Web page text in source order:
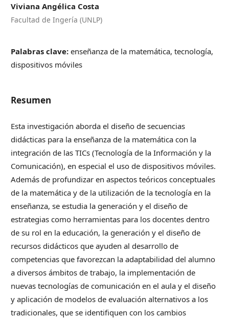
Viviana Angélica Costa
Facultad de Ingería (UNLP)
Palabras clave:enseñanza de la matemática, tecnología,
dispositivos móviles
Resumen
Esta investigación aborda el diseño de secuencias
didácticas para la enseñanza de la matemática con la
integración de las TICs (Tecnología de la Información y la
Comunicación), en especial el uso de dispositivos móviles.
Además de profundizar en aspectos teóricos conceptuales
de la matemática y de la utilización de la tecnología en la
enseñanza, se estudia la generación y el diseño de
estrategias como herramientas para los docentes dentro
de su rol en la educación, la generación y el diseño de
recursos didácticos que ayuden al desarrollo de
competencias que favorezcan la adaptabilidad del alumno
a diversos ámbitos de trabajo, la implementación de
nuevas tecnologías de comunicación en el aula y el diseño
y aplicación de modelos de evaluación alternativos a los
tradicionales, que se identifiquen con los cambios